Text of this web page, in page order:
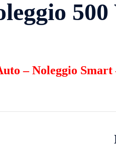
–Noleggio Smart